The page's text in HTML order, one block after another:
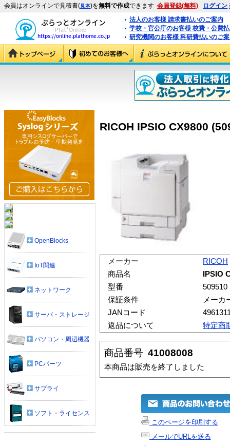
会員はオンラインで見積書(見本)を無料で作成できます 会員登録(無料) ログイン
法人のお客様 請求書払いのご案内
学校・官公庁のお客様 校費・公費
研究機関のお客様 科研費払いのご
RICOH IPSIO CX9800
メーカー
RICOH
商品名
IPSIO
型番
509510
保証条件
メーカ
JANコード
返品について
特定商
商品番号 41008008
本商品は販売を終了しました
このページを印刷する
メールでURLを送る
OpenBlocks
IoT関連
ネットワーク
サーバ・ストレージ
パソコン・周辺機器
PCパーツ
サプライ
ソフト・ライセンス